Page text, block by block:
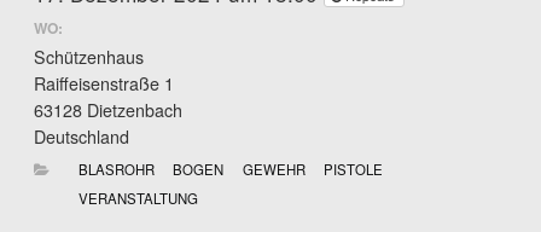
WO:
Schützenhaus
Raiffeisenstraße 1
63128 Dietzenbach
Deutschland
BLASROHR BOGEN GEWEHR
PISTOLE
VERANSTALTUNG